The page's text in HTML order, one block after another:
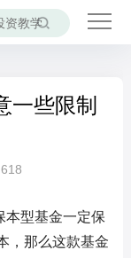
一些限制
618
本型基金一定保
，那么这款基金